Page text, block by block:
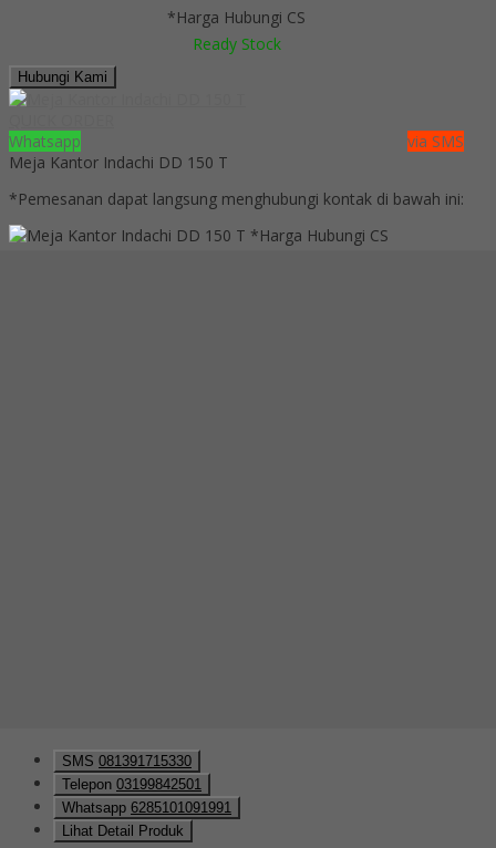
*Harga Hubungi CS
Ready Stock
Hubungi Kami
Whatsapp
via SMS
Meja Kantor Indachi DD 150 T
*Pemesanan dapat langsung menghubungi kontak di bawah ini:
*Harga Hubungi CS
SMS 081391715330
Telepon 03199842501
Whatsapp 6285101091991
Lihat Detail Produk